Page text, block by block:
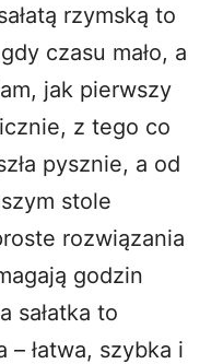
rzymską to
czasu mało, a
jak pierwszy
z tego co
pysznie, a od
stole
rozwiązania
godzin
sałatka to
– łatwa, szybka i